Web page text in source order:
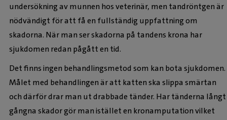
undersökning av munnen hos veterinär, men tandröntgen är
nödvändigt för att få en fullständig uppfattning om
skadorna. När man ser skadorna på tandens krona har
sjukdomen redan pågått en tid.
Det finns ingen behandlingsmetod som kan bota sjukdomen.
Målet med behandlingen är att katten ska slippa smärtan
och därför drar man ut drabbade tänder. Har tänderna långt
gångna skador gör man istället en kronamputation vilket